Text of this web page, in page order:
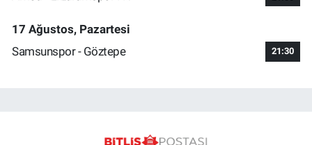
17 Ağustos, Pazartesi
Samsunspor - Göztepe
21:30